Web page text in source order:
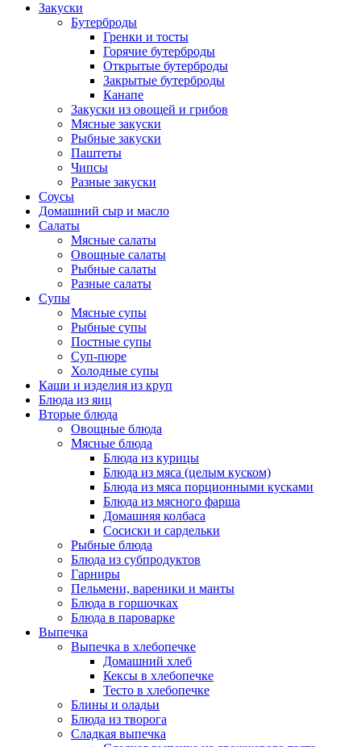
Закуски
Бутерброды
Гренки и тосты
Горячие бутерброды
Открытые бутерброды
Закрытые бутерброды
Канапе
Закуски из овощей и грибов
Мясные закуски
Рыбные закуски
Паштеты
Чипсы
Разные закуски
Соусы
Домашний сыр и масло
Салаты
Мясные салаты
Овощные салаты
Рыбные салаты
Разные салаты
Супы
Мясные супы
Рыбные супы
Постные супы
Суп-пюре
Холодные супы
Каши и изделия из круп
Блюда из яиц
Вторые блюда
Овощные блюда
Мясные блюда
Блюда из курицы
Блюда из мяса (целым куском)
Блюда из мяса порционными кусками
Блюда из мясного фарша
Домашняя колбаса
Сосиски и сардельки
Рыбные блюда
Блюда из субпродуктов
Гарниры
Пельмени, вареники и манты
Блюда в горшочках
Блюда в пароварке
Выпечка
Выпечка в хлебопечке
Домашний хлеб
Кексы в хлебопечке
Тесто в хлебопечке
Блины и оладьи
Блюда из творога
Сладкая выпечка